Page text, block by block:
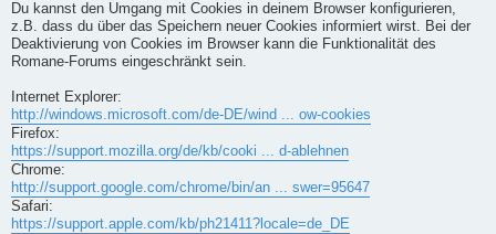
Du kannst den Umgang mit Cookies in deinem Browser konfigurieren,
z.B. dass du über das Speichern neuer Cookies informiert wirst. Bei der
Deaktivierung von Cookies im Browser kann die Funktionalität des
Romane-Forums eingeschränkt sein.
Internet Explorer:
http://windows.microsoft.com/de-DE/wind ... ow-cookies
Firefox:
https://support.mozilla.org/de/kb/cooki ... d-ablehnen
Chrome:
http://support.google.com/chrome/bin/an ... swer=95647
Safari:
https://support.apple.com/kb/ph21411?locale=de_DE